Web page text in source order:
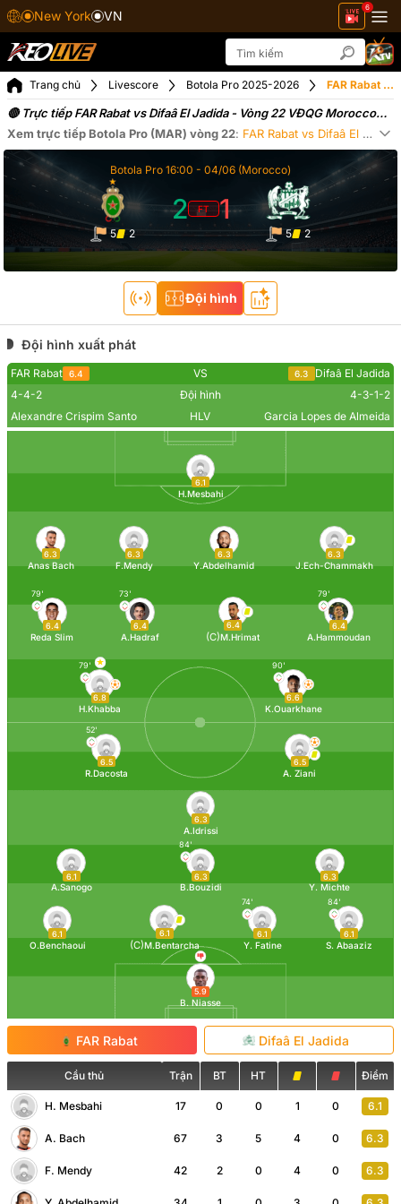
New York VN
6
Trang chủ Livescore Botola Pro 2025-2026 FAR Rabat vs Difaâ El Jadida ngày 05-06-2026
🔴 Trực tiếp FAR Rabat vs Difaâ El Jadida - Vòng 22 VĐQG Morocco
(05-06-2026)
Xem trực tiếp Botola Pro (MAR) vòng 22: FAR Rabat vs Difaâ El Jadida
Botola Pro 16:00 - 04/06 (Morocco)
5 2
2 FT 1
5 2
Đội hình
Đội hình xuất phát
FAR Rabat 6.4 VS 6.3
Difaâ El Jadida
4-4-2
Đội hình
4-3-1-2
Alexandre Crispim Santos
HLV Rui Garcia Lopes de Almeida
6.1
H.Mesbahi
6.3
Anas Bach
6.3
F.Mendy
6.3
Y.Abdelhamid
6.3
J.Ech-Chammakh
6.4
79'
Reda Slim
6.4
73'
A.Hadraf
6.4
(C)M.Hrimat
6.4
79'
A.Hammoudan
6.8
79'
H.Khabba
6.6
90'
K.Ouarkhane
5.9
B. Niasse
6.1
84'
S. Abaaziz
6.1
74'
Y. Fatine
6.1
(C)M.Bentarcha
6.1
O.Benchaoui
6.3
Y. Michte
6.3
84'
B.Bouzidi
6.1
A.Sanogo
6.3
A.Idrissi
6.5
A. Ziani
6.5
52'
R.Dacosta
FAR Rabat Difaâ El Jadida
Cầu thủ Trận BT HT Điểm
H. Mesbahi 17 0 0 1 0 6.1
A. Bach 67 3 5 4 0 6.3
F. Mendy 42 2 0 4 0 6.3